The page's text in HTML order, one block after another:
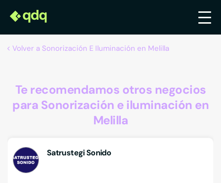
Volver a Sonorización E Iluminación en Melilla
Te recomendamos otros negocios
para Sonorización e iluminación en
Melilla
Satrustegi Sonido